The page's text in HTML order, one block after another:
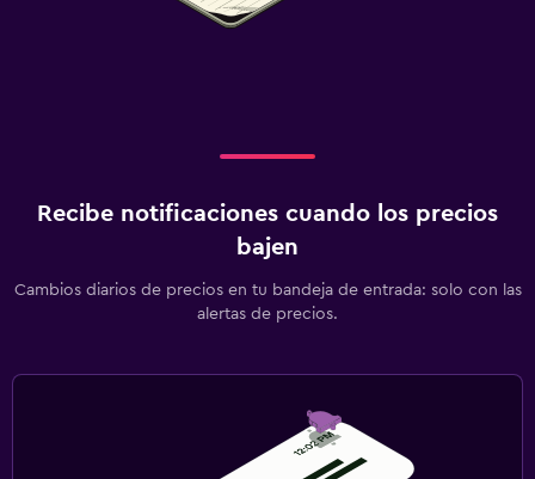
Recibe notificaciones cuando los precios
bajen
Cambios diarios de precios en tu bandeja de entrada: solo con las
alertas de precios.